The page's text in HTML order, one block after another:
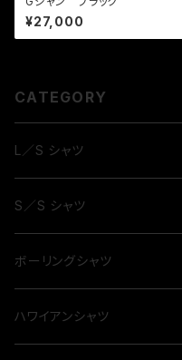
¥27,000
CATEGORY
L／S シャツ
S／S シャツ
ボーリングシャツ
ハワイアンシャツ